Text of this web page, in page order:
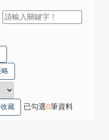
略
收藏 已勾選0筆資料